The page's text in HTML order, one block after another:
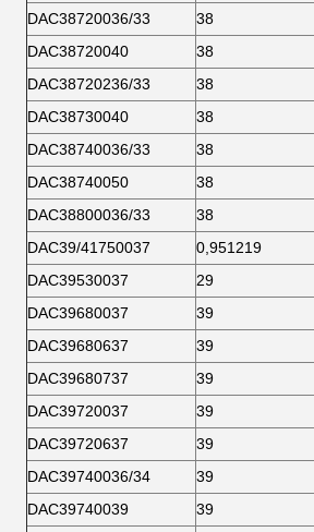
DAC38720036/33
38
DAC38720040
38
DAC38720236/33
38
DAC38730040
38
DAC38740036/33
38
DAC38740050
38
DAC38800036/33
38
DAC39/41750037
0,951219
DAC39530037
29
DAC39680037
39
DAC39680637
39
DAC39680737
39
DAC39720037
39
DAC39720637
39
DAC39740036/34
39
DAC39740039
39